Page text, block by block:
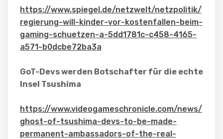
https://www.spiegel.de/netzwelt/netzpolitik/
regierung-will-kinder-vor-kostenfallen-beim-
gaming-schuetzen-a-5dd1781c-c458-4165-
a571-b0dcbe72ba3a
GoT-Devs werden Botschafter für die echte
Insel Tsushima
https://www.videogameschronicle.com/news/
ghost-of-tsushima-devs-to-be-made-
permanent-ambassadors-of-the-real-